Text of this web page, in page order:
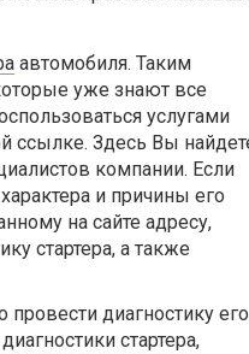
автомобиля. Таким
уже знают все
услугами
ссылке. Здесь Вы
компании. Если
и причины его
на сайте адресу,
стартера, а также
диагностику его
стартера,